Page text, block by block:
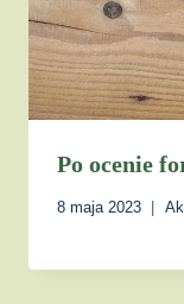
Po ocenie
8 maja 2023